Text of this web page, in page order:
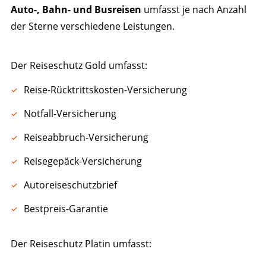
Auto-, Bahn- und Busreisen umfasst je nach Anzahl
der Sterne verschiedene Leistungen.
Der Reiseschutz Gold umfasst:
Reise-Rücktrittskosten-Versicherung
Notfall-Versicherung
Reiseabbruch-Versicherung
Reisegepäck-Versicherung
Autoreiseschutzbrief
Bestpreis-Garantie
Der Reiseschutz Platin umfasst: